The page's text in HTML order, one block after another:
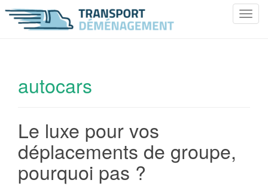
T
autocars
Le luxe pour vos
déplacements de groupe,
pourquoi pas ?